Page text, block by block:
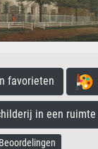
favorieten
in een ruimte